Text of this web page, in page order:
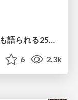
AI時代における変革の入口-100年後も語られる25年のために- #scrumosaka / The entry point to transformation in the AI era For 25 years that will be talked about 100 years from now
6 2.3k